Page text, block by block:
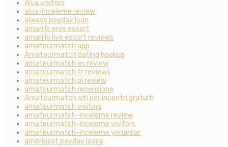
Alua visitors
alua-inceleme review
always payday loan
amarillo eros escort
amarillo live escort reviews
amateurmatch app
Amateurmatch dating hookup
amateurmatch es review
amateurmatch fr reviews
amateurmatch pl review
amateurmatch recensione
Amateurmatch siti per incontri gratuiti
amateurmatch visitors
amateurmatch-inceleme review
amateurmatch-inceleme visitors
amateurmatch-inceleme yorumlar
ameribest payday loans